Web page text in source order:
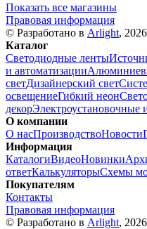
Показать все магазины
Правовая информация
© Разработано в Arlight, 2026
Каталог
Светодиодные ленты
и автоматизации
светДизайнерский свет
освещениеГибкий неон
декорЭлектроустановочные
О компании
О насПроизводствоНовости
Информация
КаталогиВидеоНовинки
ответКалькуляторыСхемы
Покупателям
Контакты
Правовая информация
© Разработано в Arlight, 2026